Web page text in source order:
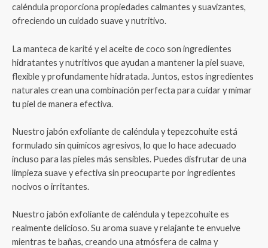
caléndula proporciona propiedades calmantes y suavizantes,
ofreciendo un cuidado suave y nutritivo.
La manteca de karité y el aceite de coco son ingredientes
hidratantes y nutritivos que ayudan a mantener la piel suave,
flexible y profundamente hidratada. Juntos, estos ingredientes
naturales crean una combinación perfecta para cuidar y mimar
tu piel de manera efectiva.
Nuestro jabón exfoliante de caléndula y tepezcohuite está
formulado sin químicos agresivos, lo que lo hace adecuado
incluso para las pieles más sensibles. Puedes disfrutar de una
limpieza suave y efectiva sin preocuparte por ingredientes
nocivos o irritantes.
Nuestro jabón exfoliante de caléndula y tepezcohuite es
realmente delicioso. Su aroma suave y relajante te envuelve
mientras te bañas, creando una atmósfera de calma y